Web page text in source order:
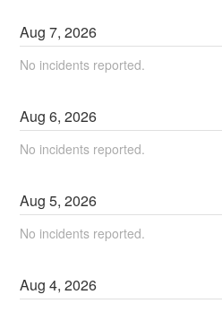
Aug7,2026
No incidents reported.
Aug6,2026
No incidents reported.
Aug5,2026
No incidents reported.
Aug4,2026